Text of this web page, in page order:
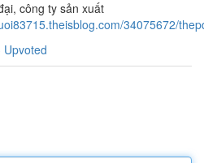
công ty sản xuất
34075672/
Upvoted